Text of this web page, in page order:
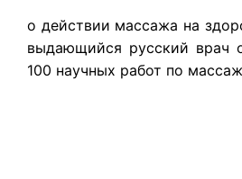
о действии массажа на
выдающийся русский врач
100 научных работ по